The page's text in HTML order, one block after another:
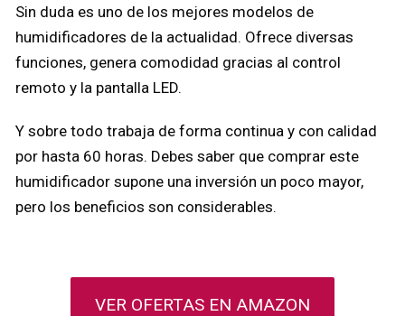
Sin duda es uno de los mejores modelos de
humidificadores de la actualidad. Ofrece diversas
funciones, genera comodidad gracias al control
remoto y la pantalla LED.
Y sobre todo trabaja de forma continua y con calidad
por hasta 60 horas. Debes saber que comprar este
humidificador supone una inversión un poco mayor,
pero los beneficios son considerables.
VER OFERTAS EN AMAZON